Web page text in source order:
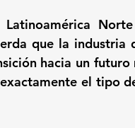
Latinoamérica
que la industria
hacia un
el tipo